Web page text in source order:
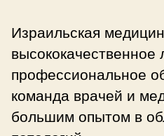
Израильская
профессиональное
команда врачей и
большим опытом в